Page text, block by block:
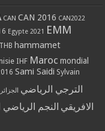
CAN CAN 2016 CAN2022
Egypte 2021 EMM
hammamet
IHF Maroc mondial
Sami Saidi Sylvain
الترجي الرياضي الجزائر
الافريقي النجم